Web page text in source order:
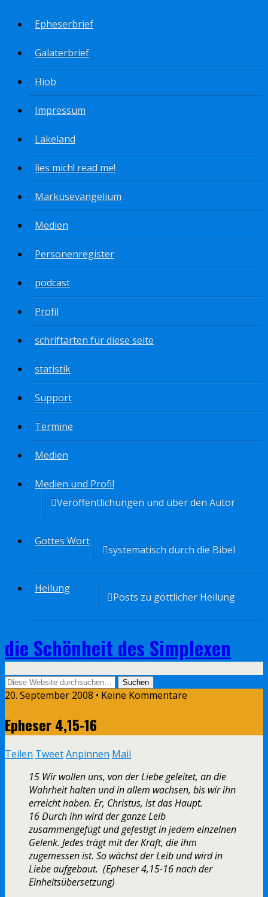
Epheserbrief
Galaterbrief
Hiob
Impressum
Lakeland
lies mich! read me!
Markusevangelium
Medien
Personenregister
podcast
Profil
schriftarten für diese seite
statistik
Support
Termine
Medien
Medien und Profil
Veröffentlichungen und über den Autor
Gottes Wort
systematisch durch die Bibel
Heilung
Posts zu göttlicher Heilung
die Schönheit des Simplexen
20. September 2008 • Keine Kommentare
Epheser 4,15-16
Teilen TweetAnpinnen Mail
15 Wir wollen uns, von der Liebe geleitet, an die
Wahrheit halten und in allem wachsen, bis wir ihn
erreicht haben. Er, Christus, ist das Haupt.
16 Durch ihn wird der ganze Leib
zusammengefügt und gefestigt in jedem einzelnen
Gelenk. Jedes trägt mit der Kraft, die ihm
zugemessen ist. So wächst der Leib und wird in
Liebe aufgebaut. (Epheser 4,15-16 nach der
Einheitsübersetzung)